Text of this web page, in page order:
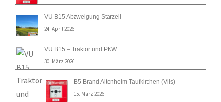
VU B15 Abzweigung Starzell
24. April 2026
VU B15 – Traktor und PKW
30. März 2026
B5 Brand Altenheim Taufkirchen (Vils)
15. März 2026